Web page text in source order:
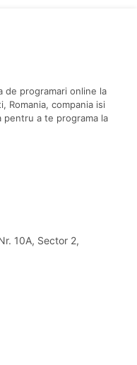
de programari online la
Romania, compania isi
a te programa la
10A, Sector 2,